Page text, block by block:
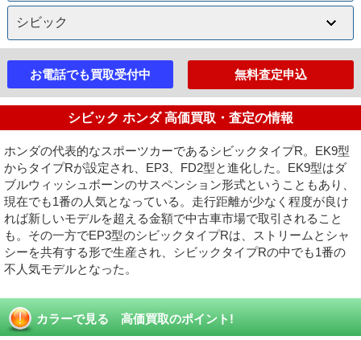
お電話でも買取受付中 無料査定申込
シビック ホンダ 高価買取・査定の情報
ホンダの代表的なスポーツカーであるシビックタイプR。EK9型
からタイプRが設定され、EP3、FD2型と進化した。EK9型はダ
ブルウィッシュボーンのサスペンション形式ということもあり、
現在でも1番の人気となっている。走行距離が少なく程度が良け
れば新しいモデルを超える金額で中古車市場で取引されること
も。その一方でEP3型のシビックタイプRは、ストリームとシャ
シーを共有する形で生産され、シビックタイプRの中でも1番の
不人気モデルとなった。
カラーで見る 高価買取のポイント!